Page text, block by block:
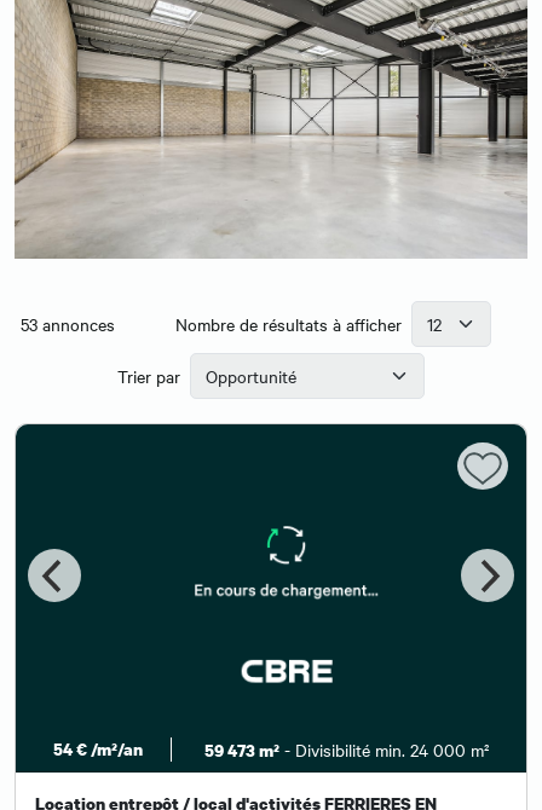
53 annonces Nombre de résultats à afficher
Trier par
54 € /m²/an 59 473 m² - Divisibilité min. 24 000 m²
Location entrepôt / local d'activités FERRIERES EN